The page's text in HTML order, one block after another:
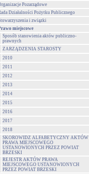
Pozarządowe
Działalności Pożytku Publicznego
i związki
miejscowe
Sposób stanowienia aktów publiczno-
prawnych
ZARZĄDZENIA STAROSTY
2010
2011
2012
2013
2014
2015
2016
2017
2018
SKOROWIDZ ALFABETYCZNY AKTÓW
PRAWA MIEJSCOWEGO
USTANOWIONYCH PRZEZ POWIAT
BRZESKI
REJESTR AKTÓW PRAWA
MIEJSCOWEGO USTANOWIONYCH
PRZEZ POWIAT BRZESKI